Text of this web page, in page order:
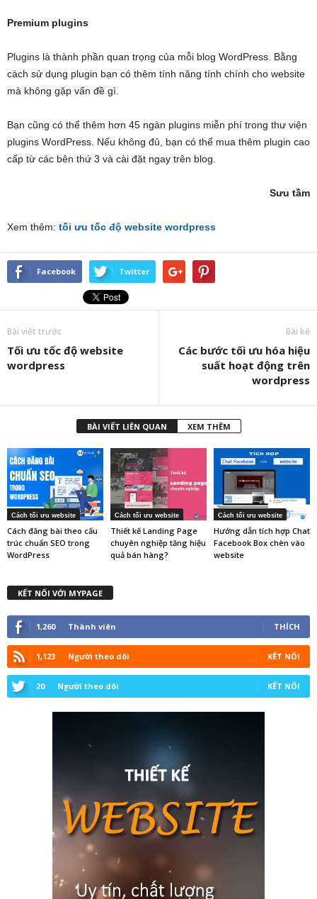
Premium plugins
Plugins là thành phần quan trọng của mỗi blog WordPress. Bằng
cách sử dụng plugin bạn có thêm tính năng tính chính cho website
mà không gặp vấn đề gì.
Bạn cũng có thể thêm hơn 45 ngàn plugins miễn phí trong thư viện
plugins WordPress. Nếu không đủ, bạn có thể mua thêm plugin cao
cấp từ các bên thứ 3 và cài đặt ngay trên blog.
Sưu tầm
Xem thêm: tối ưu tốc độ website wordpress
Facebook Twitter
Bài viết trước
Tối ưu tốc độ website
wordpress
Bài kế
Các bước tối ưu hóa hiệu
suất hoạt động trên
wordpress
BÀI VIẾT LIÊN QUAN XEM THÊM
Cách tối ưu website
Cách đăng bài theo cấu
trúc chuẩn SEO trong
WordPress
Cách tối ưu website
Thiết kế Landing Page
chuyên nghiệp tăng hiệu
quả bán hàng?
Cách tối ưu website
Hướng dẫn tích hợp Chat
Facebook Box chèn vào
website
KẾT NỐI VỚI MYPAGE
1,260 Thành viên THÍCH
1,123 Người theo dõi KẾT NỐI
20 Người theo dõi KẾT NỐI